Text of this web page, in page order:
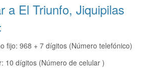
a El Triunfo, Jiquipilas
fijo: 968 + 7 dígitos (Número telefónico)
10 dígitos (Número de celular )